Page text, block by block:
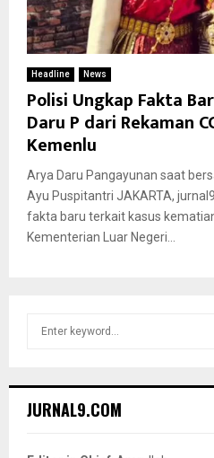
Headline News
Polisi Ungkap Fakta
Daru P dari Rekaman
Kemenlu
Arya Daru Pangayunan saat
Ayu Puspitantri JAKARTA,
fakta baru terkait kasus
Kementerian Luar Negeri...
h
o
JURNAL9.COM